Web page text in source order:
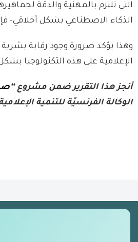
التي تلتزم بالمهنية والدقة
الذكاء الاصطناعي بشكل أخلاقي-
وهذا يؤكد ضرورة وجود رقابة
الإعلامية على هذه التكنولوجيا
أنجز هذا التقرير ضمن مشروع “
الوكالة الفرنسيّة للتنمية